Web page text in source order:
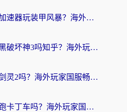
在美国用什么加速器玩装甲风暴？海外玩家亲测有效的国服游戏加速指南
欧洲可以打暗黑破坏神3吗知乎？海外玩家国服游戏加速终极指南
在国外可以玩剑灵2吗？海外玩家国服畅玩终极指南（附永恒之塔明日方舟加速方案）
欧洲可以玩跑跑卡丁车吗？海外玩家国服游戏畅玩终极指南（附QQ炫舞剑网3解决方案）